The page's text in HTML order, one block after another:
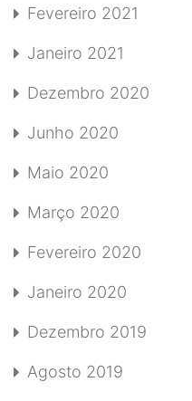
Fevereiro 2021
Janeiro 2021
Dezembro 2020
Junho 2020
Maio 2020
Março 2020
Fevereiro 2020
Janeiro 2020
Dezembro 2019
Agosto 2019